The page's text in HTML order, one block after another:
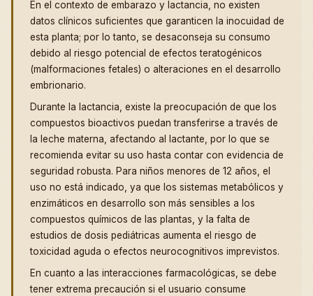
En el contexto de embarazo y lactancia, no existen
datos clínicos suficientes que garanticen la inocuidad de
esta planta; por lo tanto, se desaconseja su consumo
debido al riesgo potencial de efectos teratogénicos
(malformaciones fetales) o alteraciones en el desarrollo
embrionario.
Durante la lactancia, existe la preocupación de que los
compuestos bioactivos puedan transferirse a través de
la leche materna, afectando al lactante, por lo que se
recomienda evitar su uso hasta contar con evidencia de
seguridad robusta. Para niños menores de 12 años, el
uso no está indicado, ya que los sistemas metabólicos y
enzimáticos en desarrollo son más sensibles a los
compuestos químicos de las plantas, y la falta de
estudios de dosis pediátricas aumenta el riesgo de
toxicidad aguda o efectos neurocognitivos imprevistos.
En cuanto a las interacciones farmacológicas, se debe
tener extrema precaución si el usuario consume